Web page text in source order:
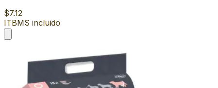
$7.12
ITBMS incluido